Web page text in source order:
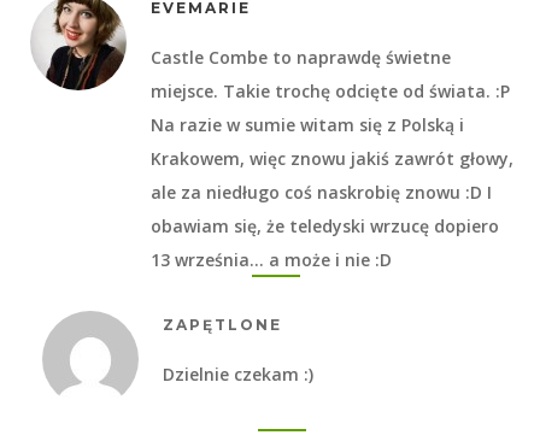
EVEMARIE
Castle Combe to naprawdę świetne
miejsce. Takie trochę odcięte od świata. :P
Na razie w sumie witam się z Polską i
Krakowem, więc znowu jakiś zawrót głowy,
ale za niedługo coś naskrobię znowu :D I
obawiam się, że teledyski wrzucę dopiero
13 września… a może i nie :D
ZAPĘTLONE
Dzielnie czekam :)